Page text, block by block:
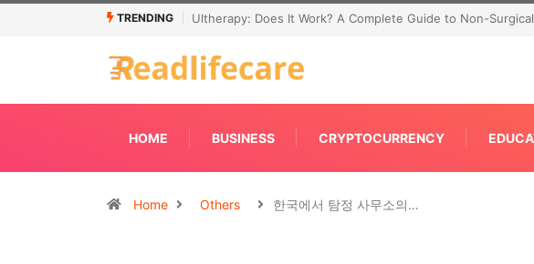
TRENDING Connecting Primavera P6 With Your ERP for Faster IPC
HOME BUSINESS CRYPTOCURRENCY
Home Others 한국에서 탐정 사무소의…